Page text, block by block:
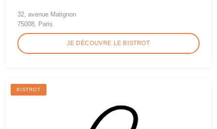
32, avenue Matignon
75008, Paris
JE DÉCOUVRE LE BISTROT
BISTROT